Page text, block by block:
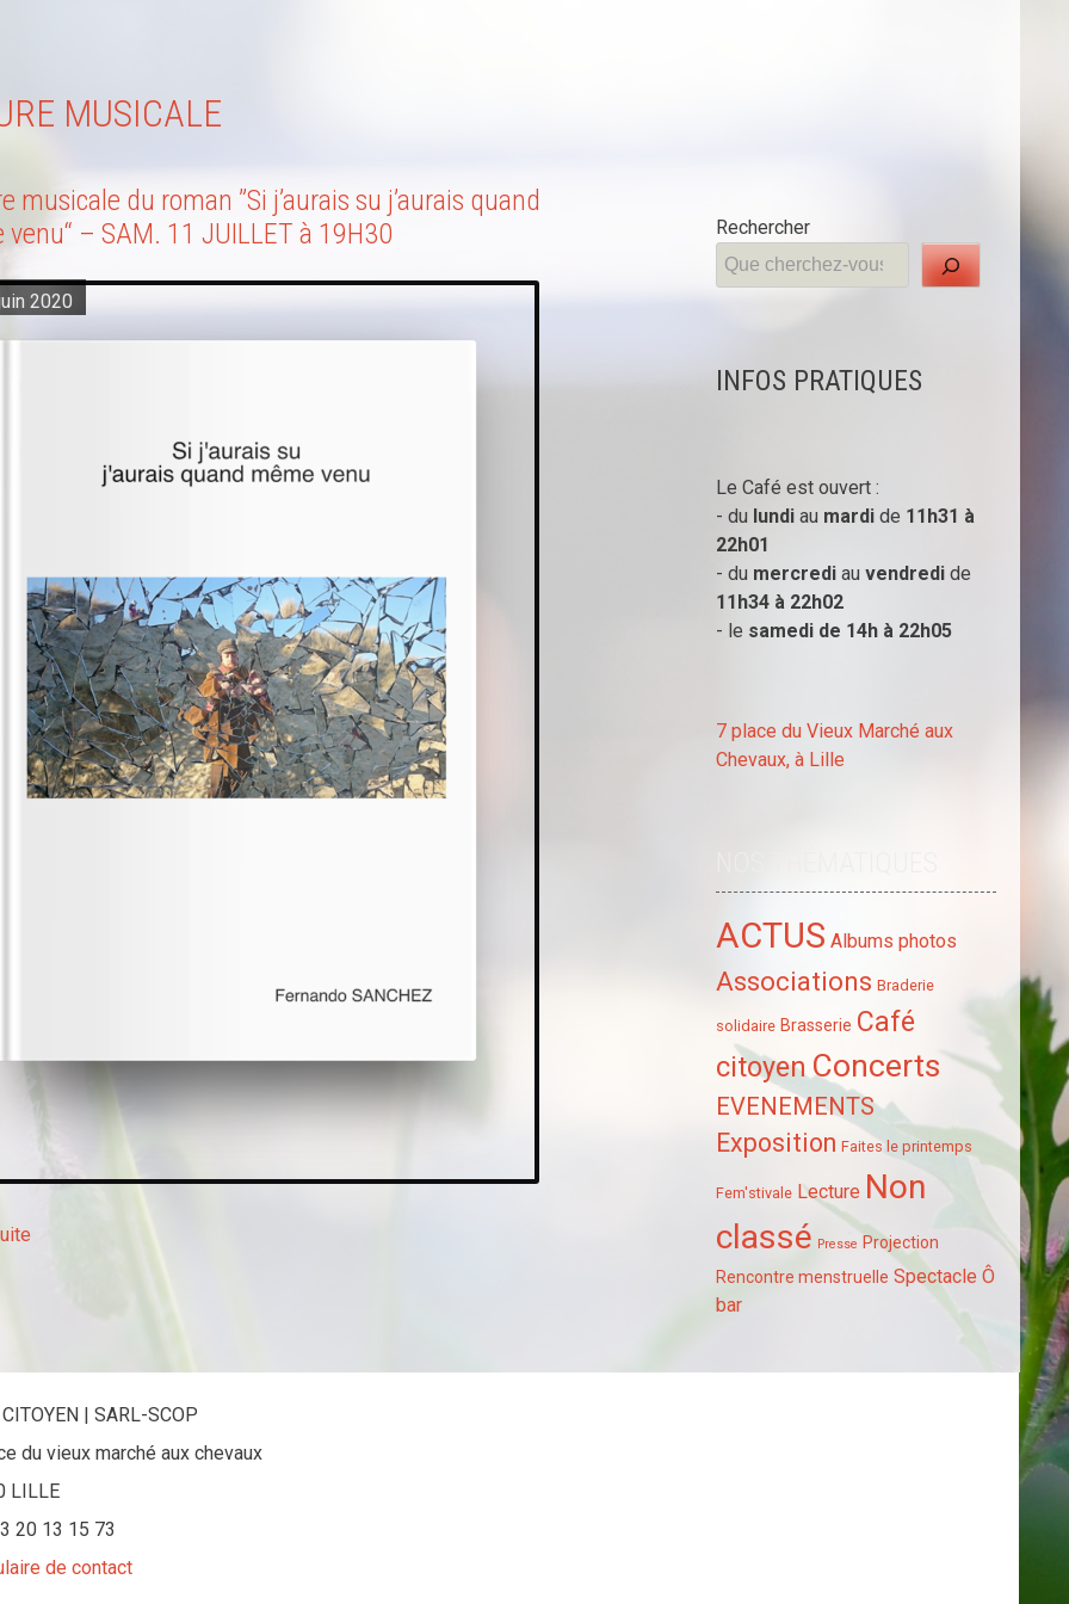
MUSICALE
musicale du roman ”Si j’aurais su j’aurais quand
venu“ – SAM. 11 JUILLET à 19H30
2020
Rechercher
INFOS PRATIQUES
Le Café est ouvert :
- du lundiau mardide 11h31 à
22h01
- du mercrediau vendredi de
11h34 à 22h02
- le samedi de 14h à 22h05
7 place du Vieux Marché aux
Chevaux, à Lille
ACTUS Albums photos
Associations Braderie
solidaire Brasserie Café
citoyen Concerts
EVENEMENTS
Exposition Faites le printemps
Fem'stivale Lecture Non
classé Presse Projection
Rencontre menstruelle Spectacle Ô
bar
| SARL-SCOP
du vieux marché aux chevaux
LILLE
20 13 15 73
de contact